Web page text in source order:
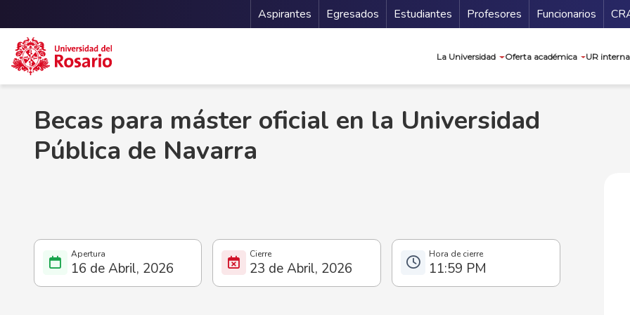
Menu Secundario
Aspirantes Egresados Estudiantes Profesores Funcionarios
La Universidad Oferta académica UR
16 de Abril, 2026 23 de Abril, 2026 11:59 PM
Becas para máster oficial en la Universidad
Pública de Navarra